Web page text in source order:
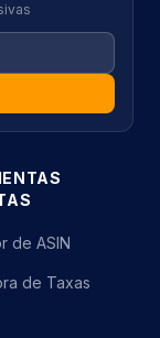
de ASIN
de Taxas